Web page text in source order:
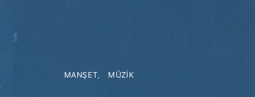
MANŞET MÜZIK